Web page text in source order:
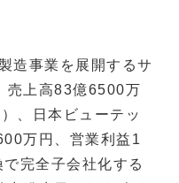
造事業を展開するサ
売上高83億6500万
、日本ビューテッ
万円、営業利益1
完全子会社化する